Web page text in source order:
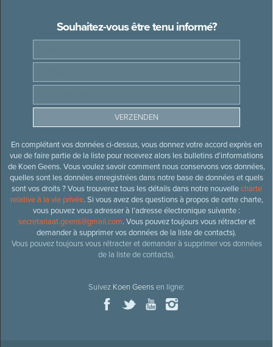
Souhaitez-vous être tenu informé?
En complétant vos données ci-dessus, vous donnez votre accord exprès en
vue de faire partie de la liste pour recevrez alors les bulletins d’informations
de Koen Geens. Vous voulez savoir comment nous conservons vos données,
quelles sont les données enregistrées dans notre base de données et quels
sont vos droits ? Vous trouverez tous les détails dans notre nouvellecharte
relative à la vie privée. Si vous avez des questions à propos de cette charte,
vous pouvez vous adresser à l’adresse électronique suivante :
secretariaat.geens@gmail.com. Vous pouvez toujours vous rétracter et
demander à supprimer vos données de la liste de contacts).
Vous pouvez toujours vous rétracter et demander à supprimer vos données
de la liste de contacts).
Suivez Koen Geensen ligne: